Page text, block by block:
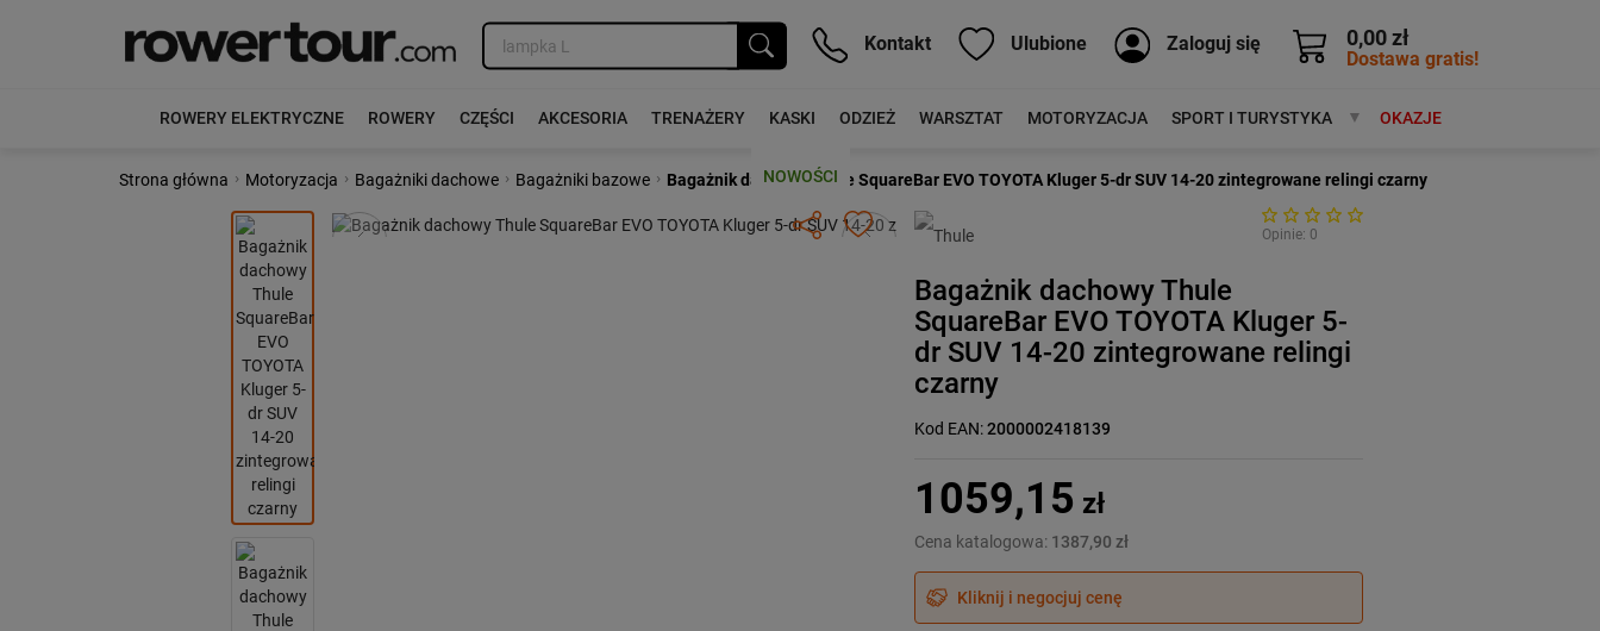
0,00 zł
Dostawa gratis!
Kontakt Ulubione Zaloguj się
ROWERY ELEKTRYCZNE ROWERY CZĘŚCI AKCESORIA TRENAŻERY KASKI ODZIEŻ WARSZTAT MOTORYZACJA SPORT I TURYSTYKA MARKIOKAZJE
NOWOŚCI
Strona główna › Motoryzacja › Bagażniki dachowe › Bagażniki bazowe › Bagażnik dachowy Thule SquareBar EVO TOYOTA Kluger 5-dr SUV 14-20 zintegrowane relingi czarny
Poprzedni Następny Opinie: 0
Bagażnik dachowy Thule
SquareBar EVO TOYOTA Kluger 5-
dr SUV 14-20 zintegrowane relingi
czarny
Kod EAN:2000002418139
1059,15 zł
Cena katalogowa: 1387,90 zł
Kliknij i negocjuj cenę